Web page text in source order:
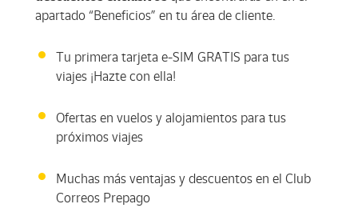
apartado “Beneficios” en tu área de cliente.
Tu primera tarjeta e-SIM GRATIS para tus
viajes ¡Hazte con ella!
Ofertas en vuelos y alojamientos para tus
próximos viajes
Muchas más ventajas y descuentos en el Club
Correos Prepago